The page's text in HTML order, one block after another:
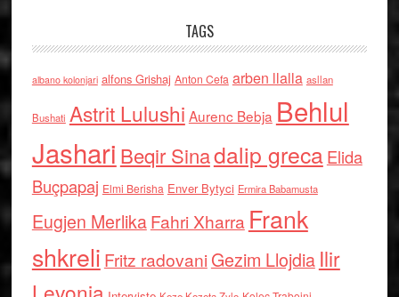
TAGS
albano kolonjari alfons Grishaj Anton Cefa arben llalla asllan
Bushati Astrit Lulushi Aurenc Bebja Behlul
Jashari Beqir Sinadalip grecaElida
Buçpapaj Elmi Berisha Enver Bytyci Ermira Babamusta
Eugjen MerlikaFahri Xharra Frank
shkreli Fritz radovaniGezim Llojdia Ilir